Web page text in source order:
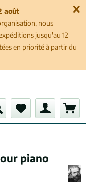
août
nous
jusqu'au 12
en priorité à partir du
piano